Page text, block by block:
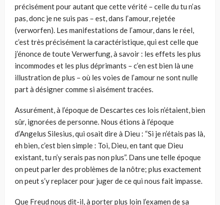
précisément pour autant que cette vérité – celle du tu n’as
pas, donc je ne suis pas – est, dans l’amour, rejetée
(verworfen). Les manifestations de l’amour, dans le réel,
c’est très précisément la caractéristique, qui est celle que
j’énonce de toute Verwerfung, à savoir : les effets les plus
incommodes et les plus déprimants – c’en est bien là une
illustration de plus – où les voies de l’amour ne sont nulle
part à désigner comme si aisément tracées.
Assurément, à l’époque de Descartes ces lois n’étaient, bien
sûr, ignorées de personne. Nous étions à l’époque
d’Angelus Silesius, qui osait dire à Dieu : “Si je n’étais pas là,
eh bien, c’est bien simple : Toi, Dieu, en tant que Dieu
existant, tu n’y serais pas non plus”. Dans une telle époque
on peut parler des problèmes de la nôtre; plus exactement
on peut s’y replacer pour juger de ce qui nous fait impasse.
Que Freud nous dit-il, à porter plus loin l’examen de sa